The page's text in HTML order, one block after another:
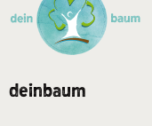
deinbaum